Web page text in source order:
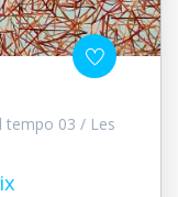
tempo 03 / Les